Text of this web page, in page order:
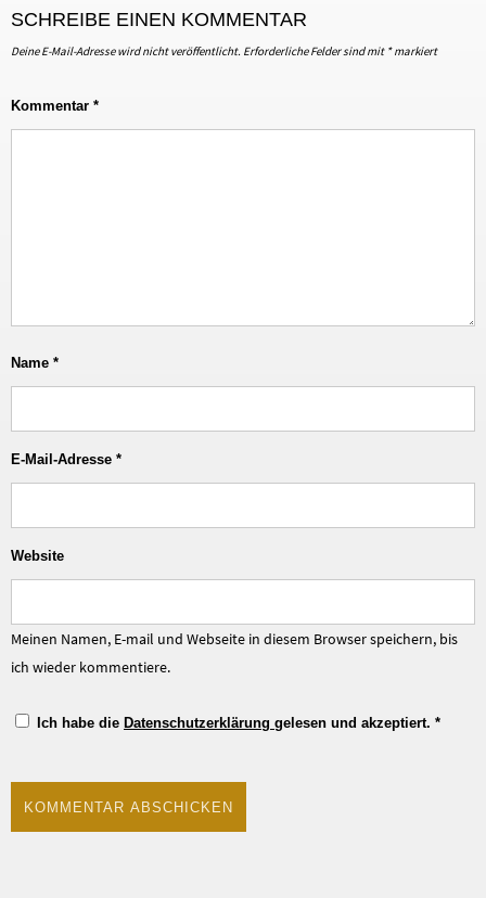
SCHREIBE EINEN KOMMENTAR
Deine E-Mail-Adresse wird nicht veröffentlicht. Erforderliche Felder sind mit *markiert
Kommentar *
Name *
E-Mail-Adresse *
Website
Meinen Namen, E-mail und Webseite in diesem Browser speichern, bis
ich wieder kommentiere.
Ich habe die Datenschutzerklärung gelesen und akzeptiert. *